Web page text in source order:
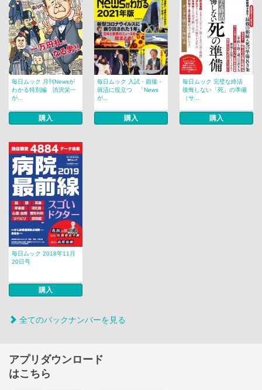
毎日ムック 月刊Newsが
わかる特別編 渋沢栄一
が...
購入
毎日ムック 入試・面接・
就活に役立つ 「News
が...
購入
毎日ムック 完璧な終活
後悔しない「死」の準備
（サ...
購入
毎日ムック 2018年11月
20日号
購入
全てのバックナンバーを見る
アプリダウンロード
はこちら